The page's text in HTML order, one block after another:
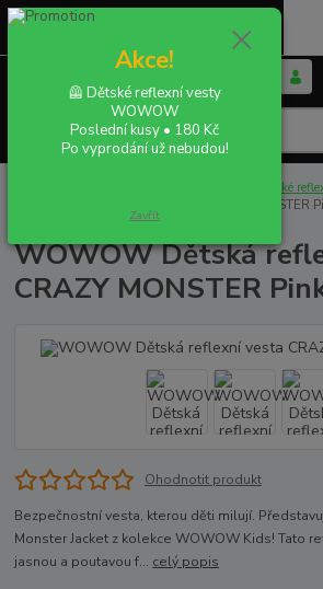
CZK
+420 702 855 412
Dětské
WOWOW Dětská reflexní vesta CRAZY MONSTER
WOWOW Dětská
CRAZY MONSTER
Ohodnotit produkt
Bezpečnostní vesta, kterou děti milují.
Monster Jacket z kolekce WOWOW Kids! Tato
jasnou a poutavou f... celý popis
Akce!
🦺 Dětské reflexní vesty
WOWOW
Poslední kusy • 180 Kč
Po vyprodání už nebudou!
Zavřít